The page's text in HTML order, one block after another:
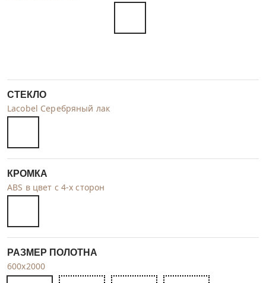
СТЕКЛО
Lacobel Серебряный лак
КРОМКА
ABS в цвет с 4-х сторон
РАЗМЕР ПОЛОТНА
600x2000